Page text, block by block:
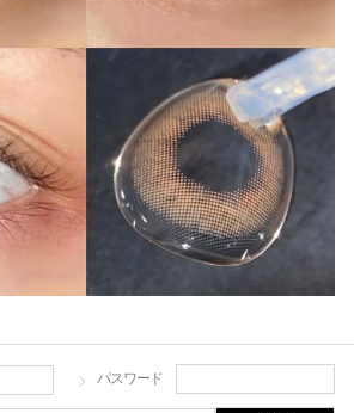
パスワード